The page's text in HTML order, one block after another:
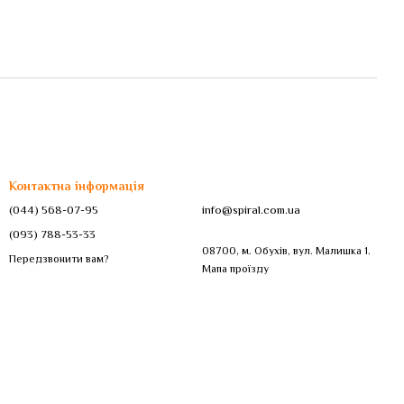
Контактна інформація
(044) 568-07-95
(093) 788-53-33
Передзвонити вам?
info@spiral.com.ua
08700, м. Обухів, вул. Малишка 1.
Мапа проїзду